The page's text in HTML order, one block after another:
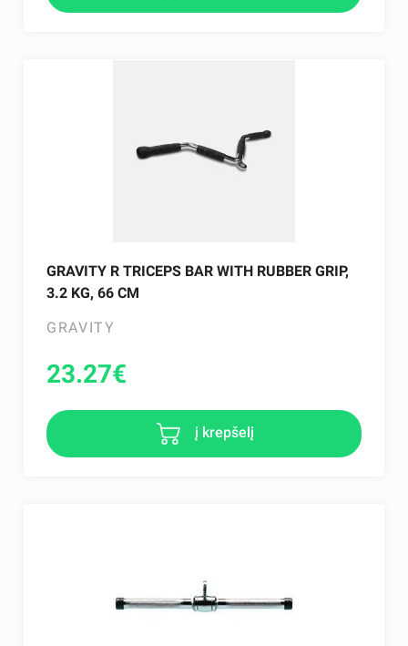
GRAVITY R TRICEPS BAR WITH RUBBER GRIP,
3.2 KG, 66 CM
GRAVITY
23.27€
į krepšelį